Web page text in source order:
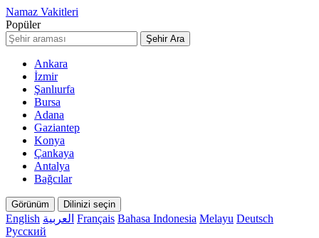
Namaz Vakitleri
Popüler
Şehir Ara
Ankara
İzmir
Şanlıurfa
Bursa
Adana
Gaziantep
Konya
Çankaya
Antalya
Bağcılar
Görünüm Dilinizi seçin
English العربية Français Bahasa Indonesia Melayu Deutsch
Русский